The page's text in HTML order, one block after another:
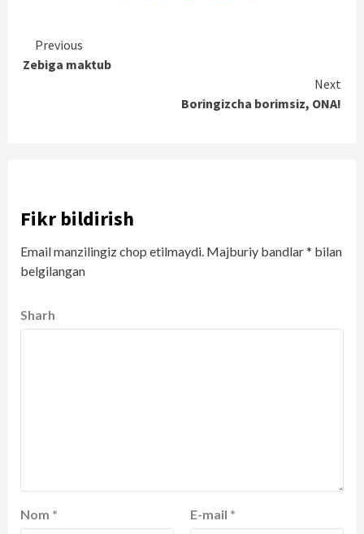
Continue
Reading
Previous
Zebiga maktub
Next
Boringizcha borimsiz, ONA!
Fikr bildirish
Email manzilingiz chop etilmaydi. Majburiy bandlar* bilan
belgilangan
Sharh
Nom * E-mail *